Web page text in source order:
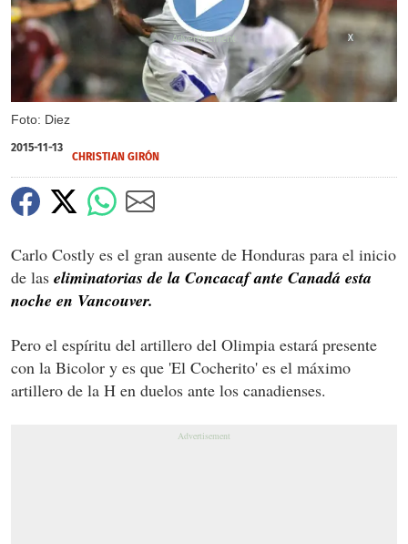
Foto: Diez
X
2015-11-13
CHRISTIAN GIRÓN
Carlo Costly es el gran ausente de Honduras para el inicio
de las eliminatorias de la Concacaf ante Canadá esta
noche en Vancouver.
Pero el espíritu del artillero del Olimpia estará presente
con la Bicolor y es que 'El Cocherito' es el máximo
artillero de la H en duelos ante los canadienses.